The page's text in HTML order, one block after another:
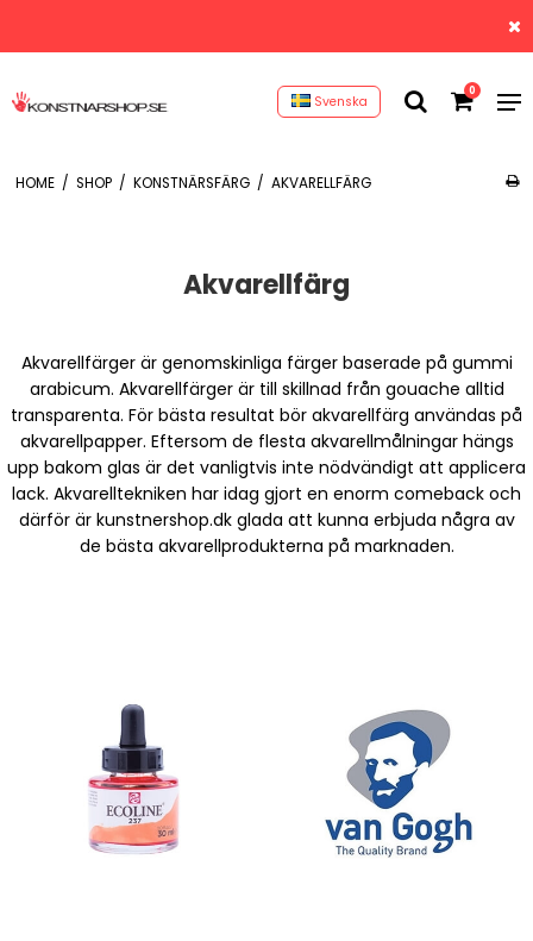
Svenska
0
HOME / SHOP / KONSTNÄRSFÄRG / AKVARELLFÄRG
Akvarellfärg
Akvarellfärger är genomskinliga färger baserade på gummi
arabicum. Akvarellfärger är till skillnad från gouache alltid
transparenta. För bästa resultat bör akvarellfärg användas på
akvarellpapper. Eftersom de flesta akvarellmålningar hängs
upp bakom glas är det vanligtvis inte nödvändigt att applicera
lack. Akvarelltekniken har idag gjort en enorm comeback och
därför är kunstnershop.dk glada att kunna erbjuda några av
de bästa akvarellprodukterna på marknaden.